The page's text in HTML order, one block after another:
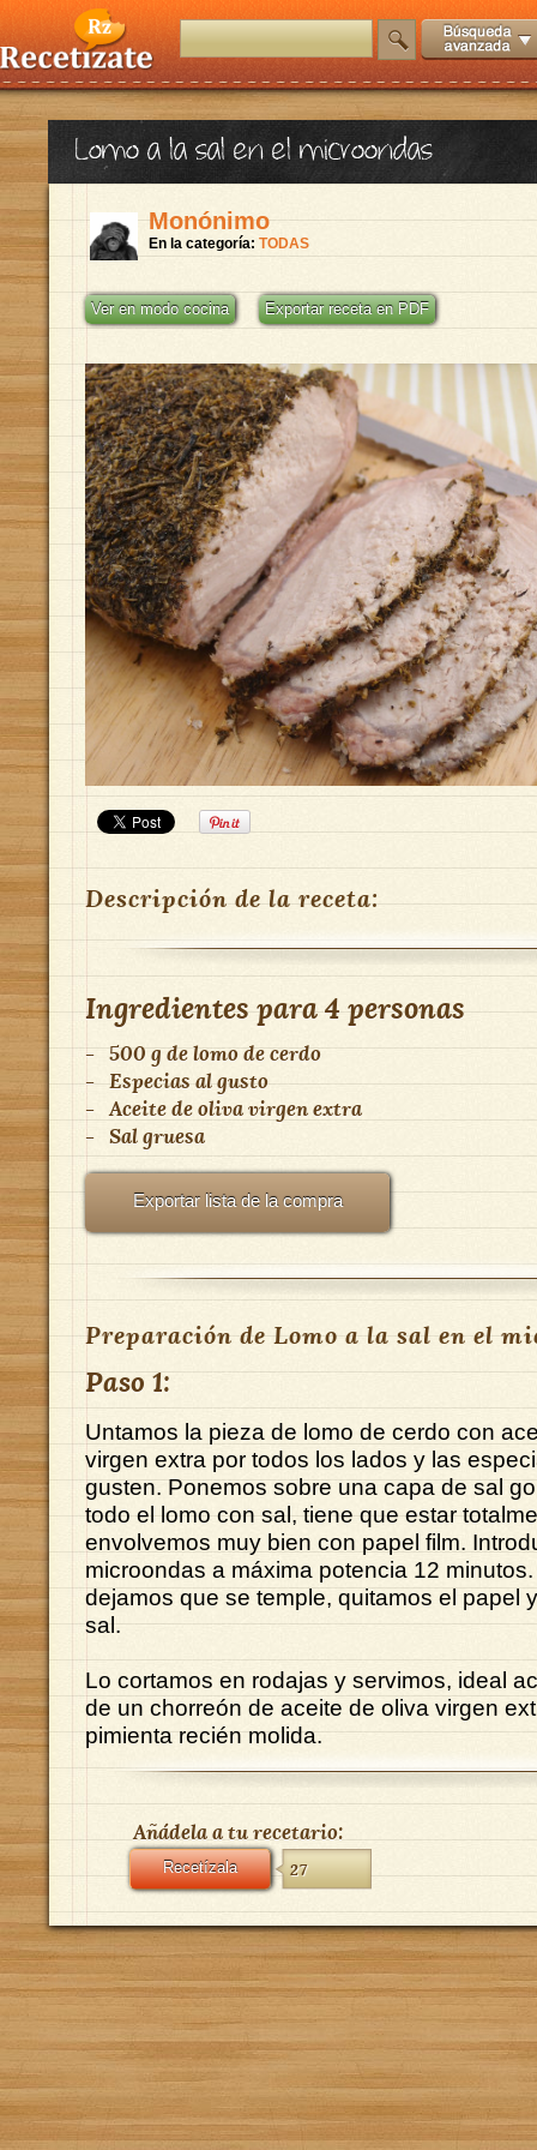
Lomo a la sal en el microondas
Monónimo
En la categoría: TODAS
Ver en modo cocina Exportar receta en PDF
Descripción de la receta:
Ingredientes para4 personas
- 500 g de lomo de cerdo
- Especias al gusto
- Aceite de oliva virgen extra
- Sal gruesa
Exportar lista de la compra
Preparación de Lomo a la sal en el
Paso 1:
Untamos la pieza de lomo de cerdo con
virgen extra por todos los lados y las
gusten. Ponemos sobre una capa de sal
todo el lomo con sal, tiene que estar
envolvemos muy bien con papel film.
microondas a máxima potencia 12
dejamos que se temple, quitamos el papel
sal.
Lo cortamos en rodajas y servimos, ideal
de un chorreón de aceite de oliva virgen
pimienta recién molida.
Añádela a tu recetario:
Recetízala 27